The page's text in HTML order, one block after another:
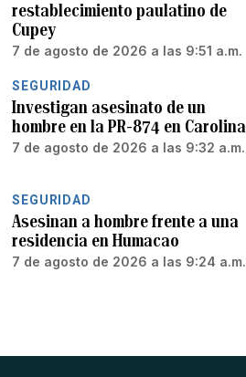
restablecimiento paulatino de
Cupey
7 de agosto de 2026 a las 9:51 a.m.
SEGURIDAD
Investigan asesinato de un
hombre en la PR-874 en Carolina
7 de agosto de 2026 a las 9:32 a.m.
SEGURIDAD
Asesinan a hombre frente a una
residencia en Humacao
7 de agosto de 2026 a las 9:24 a.m.